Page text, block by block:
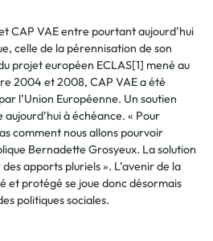
CAP VAE entre pourtant aujourd’hui
celle de la pérennisation de son
projet européen ECLAS[1] mené au
2004 et 2008, CAP VAE a été
l’Union Européenne. Un soutien
à échéance. « Pour
comment nous allons pourvoir
Bernadette Grosyeux. La solution
apports pluriels ». L’avenir de la
et protégé se joue donc désormais
politiques sociales.